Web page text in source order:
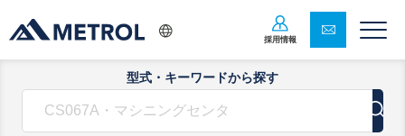
採用情報
型式・キーワードから探す